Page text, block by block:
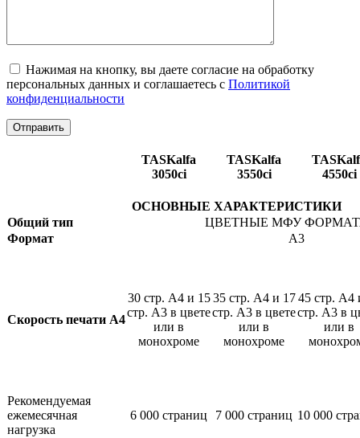
Нажимая на кнопку, вы даете согласие на обработку
персональных данных и соглашаетесь c Политикой
конфиденциальности
TASKalfa
3050сi
TASKalfa
3550ci
4550ci
ОСНОВНЫЕ ХАРАКТЕРИСТИКИ
Общий тип
ЦВЕТНЫЕ МФУ
Формат
А3
Скорость печати A4
30 стр. А4 и 15
стр. А3 в цвете
или в
монохроме
35 стр. А4 и 17
стр. А3 в цвете
или в
монохроме
45 стр. А4
стр. А3 в
или в
Рекомендуемая
ежемесячная
нагрузка
6 000 страниц 7 000 страниц 10 000